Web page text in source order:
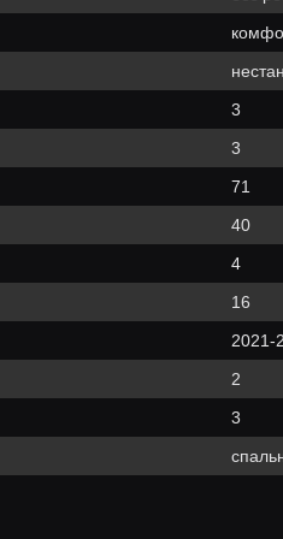
3
3
71
40
4
16
2021-
2
3